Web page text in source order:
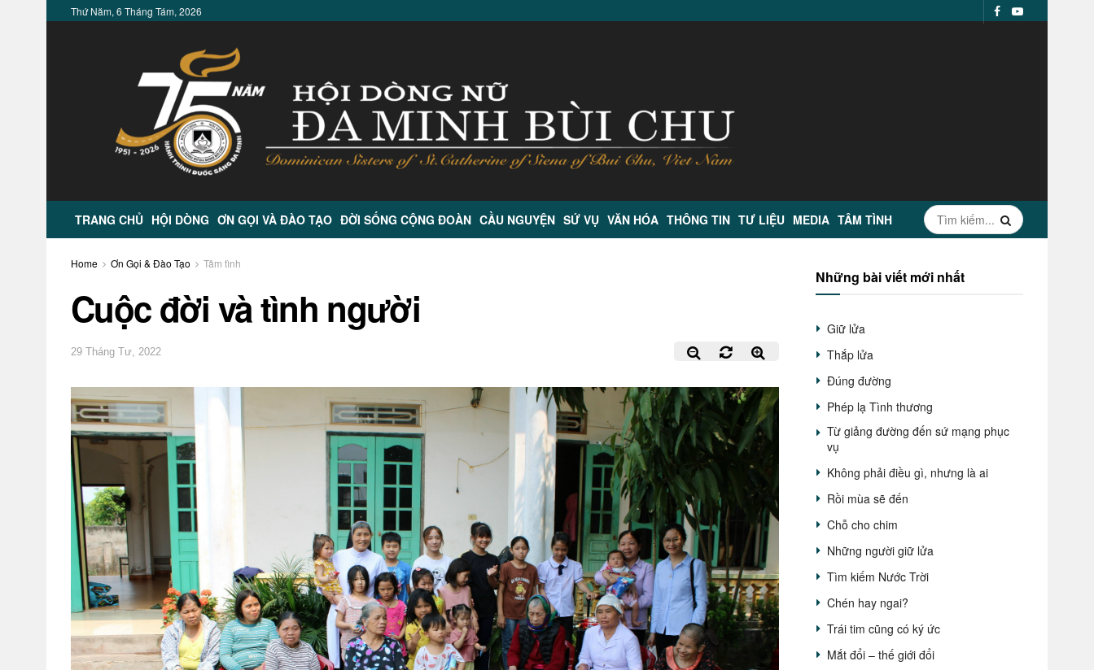
Thứ Năm, 6 Tháng Tám, 2026
TRANG CHỦ HỘI DÒNG ƠN GỌI VÀ ĐÀO TẠO ĐỜI SỐNG CỘNG ĐOÀN CẦU NGUYỆN SỨ VỤ VĂN HÓA THÔNG TIN TƯ LIỆU MEDIA TÂM TÌNH
Home Ơn Gọi & Đào Tạo Tâm tình
Cuộc đời và tình người
29 Tháng Tư, 2022
Những bài viết mới nhất
Giữ lửa
Thắp lửa
Đúng đường
Phép lạ Tình thương
Từ giảng đường đến sứ mạng phục
vụ
Không phải điều gì, nhưng là ai
Rồi mùa sẽ đến
Chỗ cho chim
Những người giữ lửa
Tìm kiếm Nước Trời
Chén hay ngai?
Trái tim cũng có ký ức
Mắt đổi – thế giới đổi